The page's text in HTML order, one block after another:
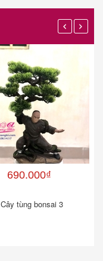
690.000₫
Cây tùng bonsai 3